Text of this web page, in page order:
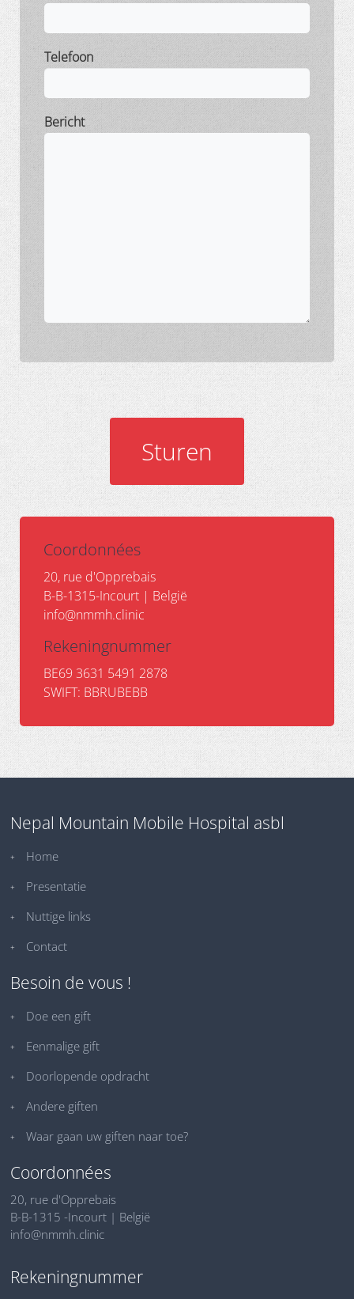
Telefoon
Bericht
Sturen
Coordonnées
20, rue d'Opprebais
B-B-1315-Incourt | België
info@nmmh.clinic
Rekeningnummer
BE69 3631 5491 2878
SWIFT: BBRUBEBB
Nepal Mountain Mobile Hospital asbl
Home
Presentatie
Nuttige links
Contact
Besoin de vous !
Doe een gift
Eenmalige gift
Doorlopende opdracht
Andere giften
Waar gaan uw giften naar toe?
Coordonnées
20, rue d'Opprebais
B-B-1315 -Incourt | België
info@nmmh.clinic
Rekeningnummer